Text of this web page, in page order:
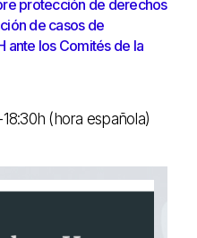
protección de derechos
de casos de
ante los Comités de la
(hora española)